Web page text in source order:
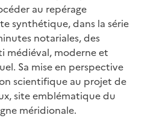
au repérage
synthétique, dans la série
notariales, des
médiéval, moderne et
Sa mise en perspective
scientifique au projet de
site emblématique du
méridionale.